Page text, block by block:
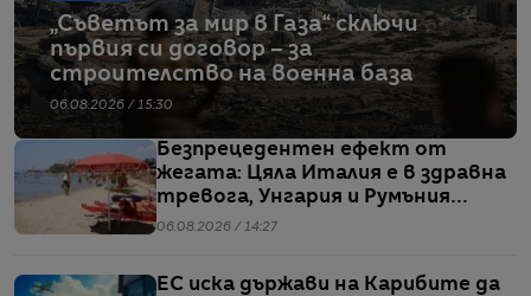
„Съветът за мир в Газа“ сключи
първия си договор – за
строителство на военна база
06.08.2026 / 15:30
Безпрецедентен ефект от
жегата: Цяла Италия е в здравна
тревога, Унгария и Румъния
пестят електричество
06.08.2026 / 14:27
ЕС иска държави на Карибите да